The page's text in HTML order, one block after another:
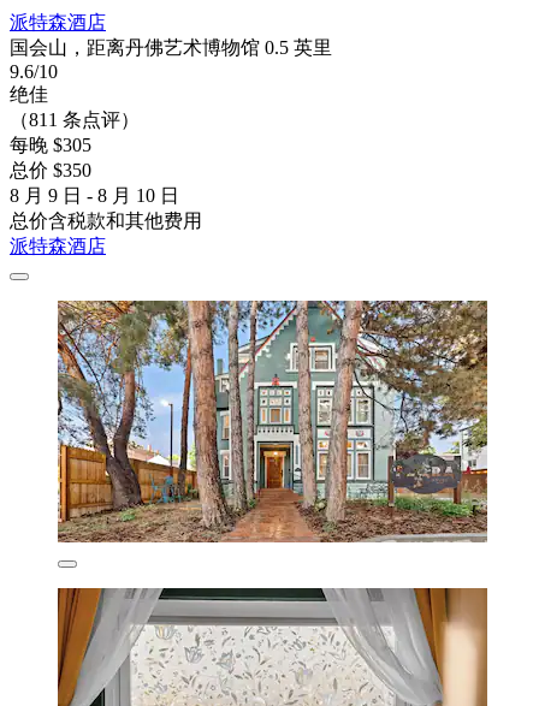
派特森酒店
国会山，距离丹佛艺术博物馆 0.5 英里
9.6/10
绝佳
（811 条点评）
每晚 $305
总价 $350
8 月 9 日 - 8 月 10 日
总价含税款和其他费用
派特森酒店